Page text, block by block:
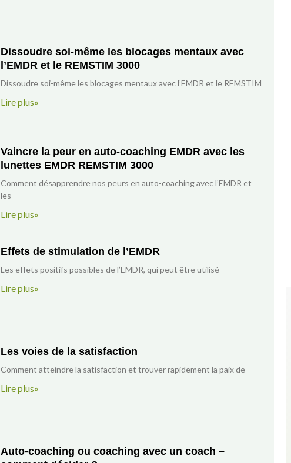
Dissoudre soi-même les blocages mentaux avec
l’EMDR et le REMSTIM 3000
Dissoudre soi-même les blocages mentaux avec l’EMDR et le REMSTIM
Lire plus»
Vaincre la peur en auto-coaching EMDR avec les
lunettes EMDR REMSTIM 3000
Comment désapprendre nos peurs en auto-coaching avec l’EMDR et
les
Lire plus»
Effets de stimulation de l’EMDR
Les effets positifs possibles de l’EMDR, qui peut être utilisé
Lire plus»
Les voies de la satisfaction
Comment atteindre la satisfaction et trouver rapidement la paix de
Lire plus»
Auto-coaching ou coaching avec un coach –